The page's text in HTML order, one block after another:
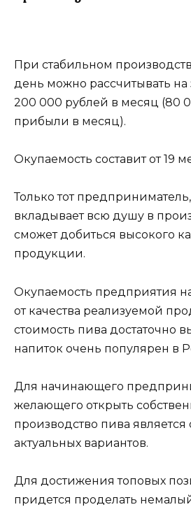
При стабильном
день можно рассчитывать на
200 000 рублей в месяц (80
прибыли в месяц).
Окупаемость составит от 19
Только тот
вкладывает всю душу в
сможет добиться высокого
продукции.
Окупаемость предприятия
от качества реализуемой
стоимость пива достаточно
напиток очень популярен в
Для начинающего
желающего открыть
производство пива
актуальных вариантов.
Для достижения топовых
придется проделать